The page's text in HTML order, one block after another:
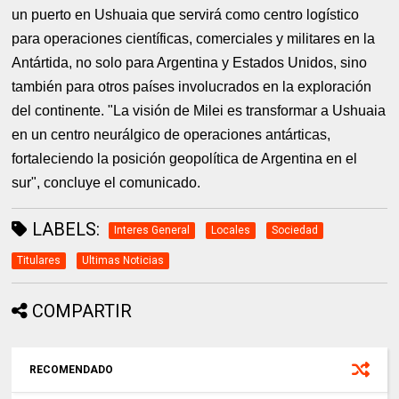
un puerto en Ushuaia que servirá como centro logístico
para operaciones científicas, comerciales y militares en la
Antártida, no solo para Argentina y Estados Unidos, sino
también para otros países involucrados en la exploración
del continente. "La visión de Milei es transformar a Ushuaia
en un centro neurálgico de operaciones antárticas,
fortaleciendo la posición geopolítica de Argentina en el
sur", concluye el comunicado.
LABELS: Interes General Locales Sociedad
Titulares Ultimas Noticias
COMPARTIR
RECOMENDADO